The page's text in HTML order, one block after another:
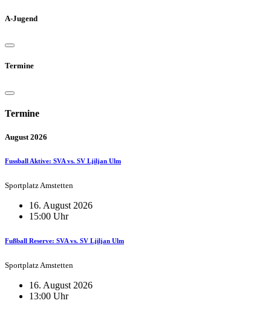
A-Jugend
Termine
Termine
August 2026
Fussball Aktive: SVA vs. SV Ljiljan Ulm
Sportplatz Amstetten
16. August 2026
15:00 Uhr
Fußball Reserve: SVA vs. SV Ljiljan Ulm
Sportplatz Amstetten
16. August 2026
13:00 Uhr